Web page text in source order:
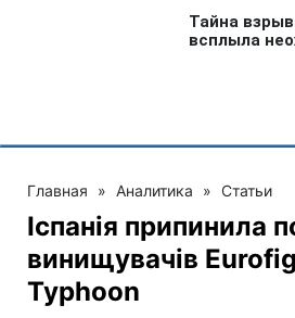
Главная » Аналитика » Статьи
Іспанія припинила
винищувачів
Typhoon